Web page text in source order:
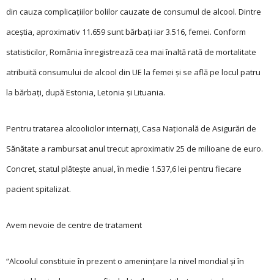
din cauza complicațiilor bolilor cauzate de consumul de alcool. Dintre
aceștia, aproximativ 11.659 sunt bărbați iar 3.516, femei. Conform
statisticilor, România înregistrează cea mai înaltă rată de mortalitate
atribuită consumului de alcool din UE la femei și se află pe locul patru
la bărbați, după Estonia, Letonia și Lituania.
Pentru tratarea alcoo­licilor internați, Casa Na­țională de Asigurări de
Sănătate a rambursat anul trecut aproximativ 25 de milioane de euro.
Concret, statul plătește anual, în medie 1.537,6 lei pentru fiecare
pacient spitalizat.
Avem nevoie de centre de tratament
“Alcoolul constituie în prezent o amenințare la nivel mondial și în